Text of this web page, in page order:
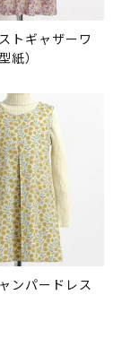
トギャザーワ
紙）
ンパードレス